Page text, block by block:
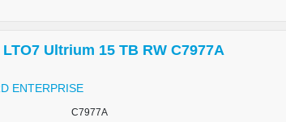
Ultrium 15 TB RW C7977A
ENTERPRISE
C7977A